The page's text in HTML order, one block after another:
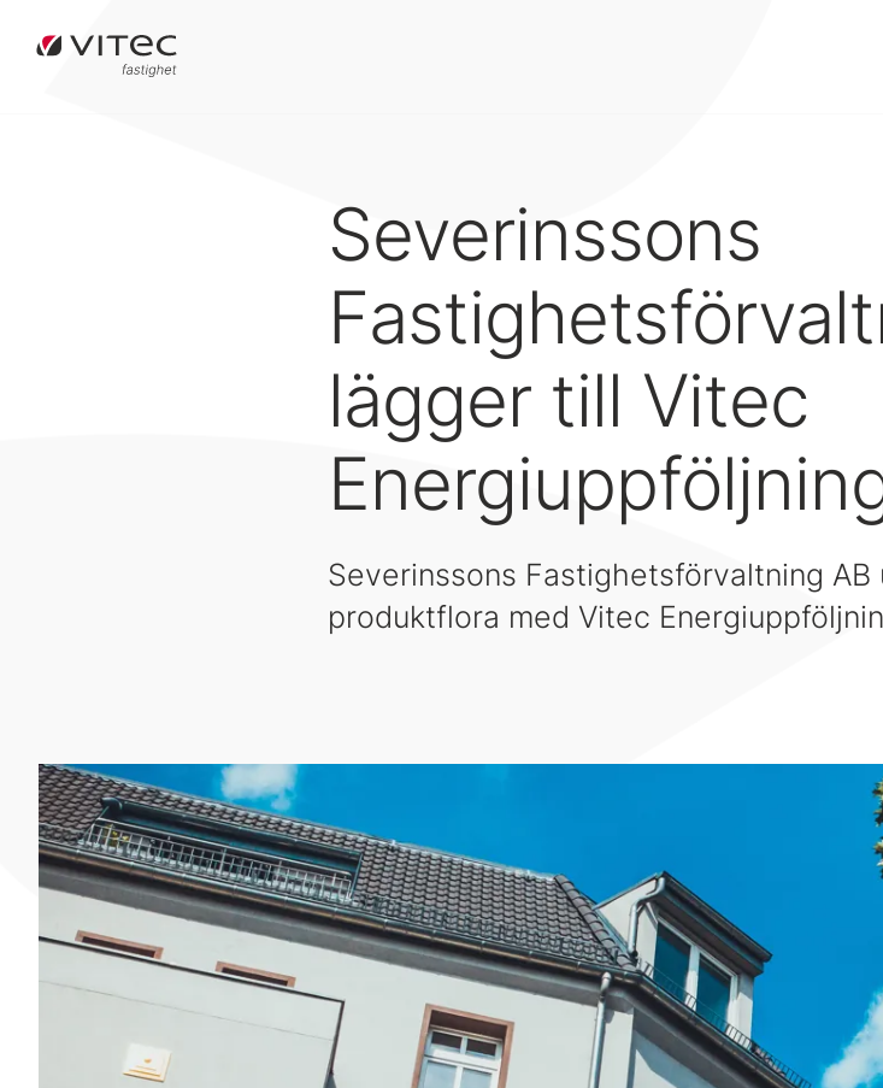
Severinssons
lägger till Vitec
Severinssons Fastighetsförvaltning
produktflora med Vitec